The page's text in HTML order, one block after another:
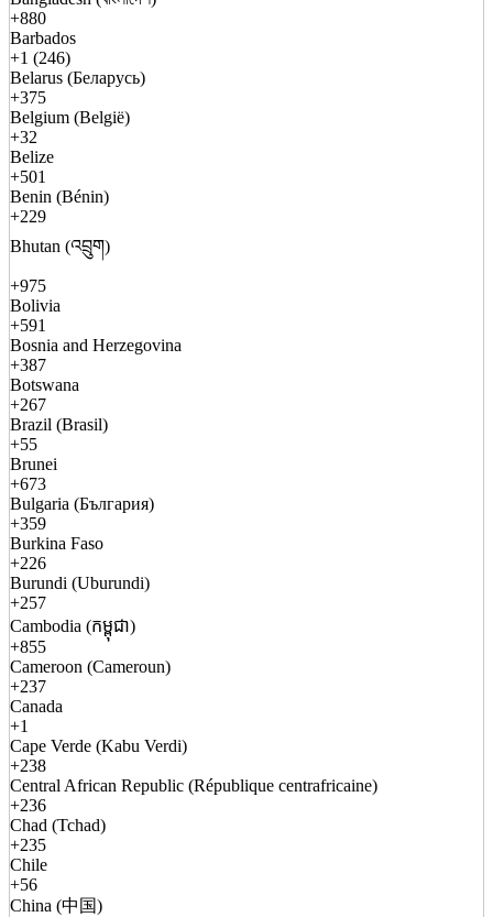
+880
Barbados
+1 (246)
Belarus (Беларусь)
+375
Belgium (België)
+32
Belize
+501
Benin (Bénin)
+229
Bhutan (འབྲུག)
+975
Bolivia
+591
Bosnia and Herzegovina
+387
Botswana
+267
Brazil (Brasil)
+55
Brunei
+673
Bulgaria (България)
+359
Burkina Faso
+226
Burundi (Uburundi)
+257
Cambodia (កម្ពុជា)
+855
Cameroon (Cameroun)
+237
Canada
+1
Cape Verde (Kabu Verdi)
+238
Central African Republic (République centrafricaine)
+236
Chad (Tchad)
+235
Chile
+56
China (中国)